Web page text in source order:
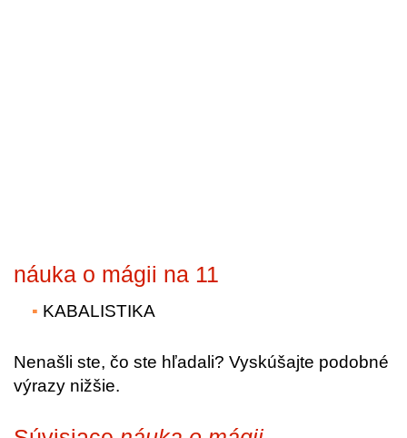
náuka o mágii na 11
KABALISTIKA
Nenašli ste, čo ste hľadali? Vyskúšajte podobné
výrazy nižšie.